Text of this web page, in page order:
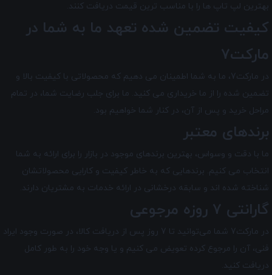
بهترین لپ تاپ ها را با مناسب ترین قیمت دریافت کنند.
کیفیت تضمین شده تعهد ما به شما در
مارکت7
در مارکت7 ، ما به شما اطمینان می دهیم که محصولاتی با کیفیت بالا و
تضمین شده را از ما خریداری می کنید. ما برای جلب رضایت شما، در تمام
مراحل خرید و پس از آن، در کنار شما خواهیم بود.
برندهای معتبر
ما با دقت و وسواس، بهترین برندهای موجود در بازار را برای ارائه به شما
انتخاب می کنیم. برندهایی که به خاطر کیفیت و کارایی محصولاتشان
شناخته شده اند و سابقه درخشانی در ارائه خدمات به مشتریان دارند.
گارانتی 7 روزه مرجوعی
در مارکت7 شما می‌توانید تا 7 روز پس از دریافت کالا، در صورت وجود ایراد
فنی، آن را مرجوع کرده تعویض می کنیم و یا وجه خود را به طور کامل
دریافت کنید.